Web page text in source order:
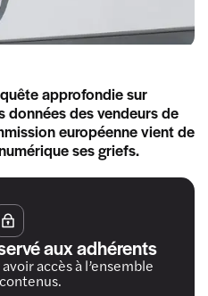
approfondie sur
des vendeurs de
européenne vient de
ses griefs.
aux adhérents
accès à l’ensemble